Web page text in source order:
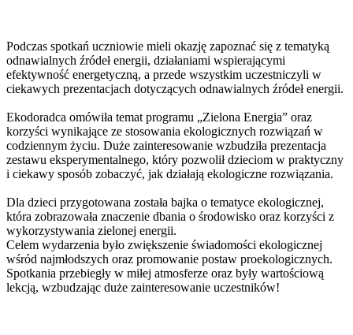
Podczas spotkań uczniowie mieli okazję zapoznać się z tematyką
odnawialnych źródeł energii, działaniami wspierającymi
efektywność energetyczną, a przede wszystkim uczestniczyli w
ciekawych prezentacjach dotyczących odnawialnych źródeł energii.
Ekodoradca omówiła temat programu „Zielona Energia” oraz
korzyści wynikające ze stosowania ekologicznych rozwiązań w
codziennym życiu. Duże zainteresowanie wzbudziła prezentacja
zestawu eksperymentalnego, który pozwolił dzieciom w praktyczny
i ciekawy sposób zobaczyć, jak działają ekologiczne rozwiązania.
Dla dzieci przygotowana została bajka o tematyce ekologicznej,
która zobrazowała znaczenie dbania o środowisko oraz korzyści z
wykorzystywania zielonej energii.
Celem wydarzenia było zwiększenie świadomości ekologicznej
wśród najmłodszych oraz promowanie postaw proekologicznych.
Spotkania przebiegły w miłej atmosferze oraz były wartościową
lekcją, wzbudzając duże zainteresowanie uczestników!